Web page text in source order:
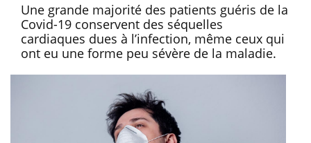
Une grande majorité des patients guéris de la
Covid-19 conservent des séquelles
cardiaques dues à l’infection, même ceux qui
ont eu une forme peu sévère de la maladie.